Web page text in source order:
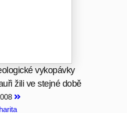
vykopávky
žili ve stejné době